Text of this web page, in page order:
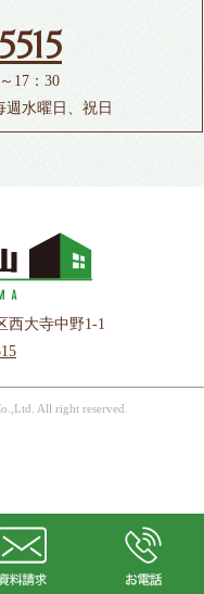
17：30
週水曜日、祝日
西大寺中野1-1
All right reserved.